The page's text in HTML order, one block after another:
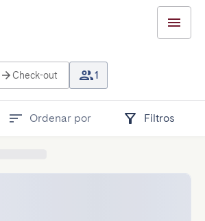
Check-out 1
Ordenar por Filtros